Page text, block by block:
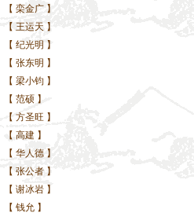
【 栾金广 】
【 王运天 】
【 纪光明 】
【 张东明 】
【 梁小钧 】
【 范硕 】
【 方圣旺 】
【 高建 】
【 华人德 】
【 张公者 】
【 谢冰岩 】
【 钱允 】